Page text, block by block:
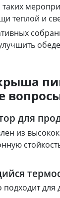
теплой и
для
из
для